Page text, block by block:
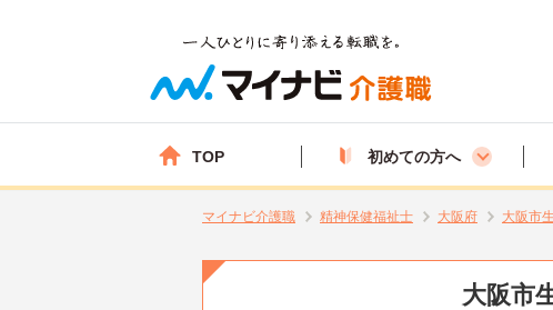
TOP 初めての方へ
マイナビ介護職 精神保健福祉士 大阪府 大阪市
大阪市